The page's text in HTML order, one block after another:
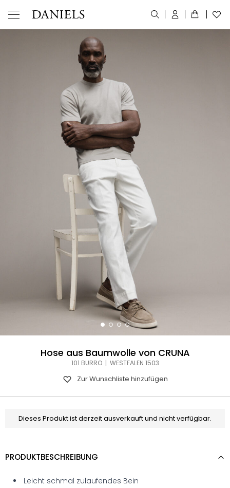
Hose aus Baumwolle von CRUNA
101 BURRO | WESTFALEN 1503
Zur Wunschliste hinzufügen
Dieses Produkt ist derzeit ausverkauft und nicht verfügbar.
PRODUKTBESCHREIBUNG
Leicht schmal zulaufendes Bein